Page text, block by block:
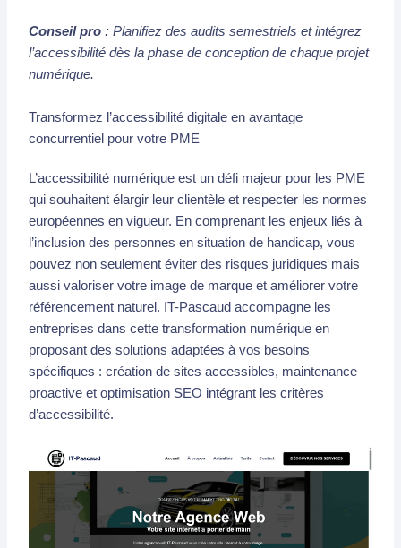
Conseil pro : Planifiez des audits semestriels et intégrez
l’accessibilité dès la phase de conception de chaque projet
numérique.
Transformez l’accessibilité digitale en avantage
concurrentiel pour votre PME
L’accessibilité numérique est un défi majeur pour les PME
qui souhaitent élargir leur clientèle et respecter les normes
européennes en vigueur. En comprenant les enjeux liés à
l’inclusion des personnes en situation de handicap, vous
pouvez non seulement éviter des risques juridiques mais
aussi valoriser votre image de marque et améliorer votre
référencement naturel. IT-Pascaud accompagne les
entreprises dans cette transformation numérique en
proposant des solutions adaptées à vos besoins
spécifiques : création de sites accessibles, maintenance
proactive et optimisation SEO intégrant les critères
d’accessibilité.